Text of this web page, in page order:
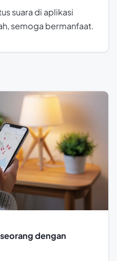
suara di aplikasi
semoga bermanfaat.
dengan